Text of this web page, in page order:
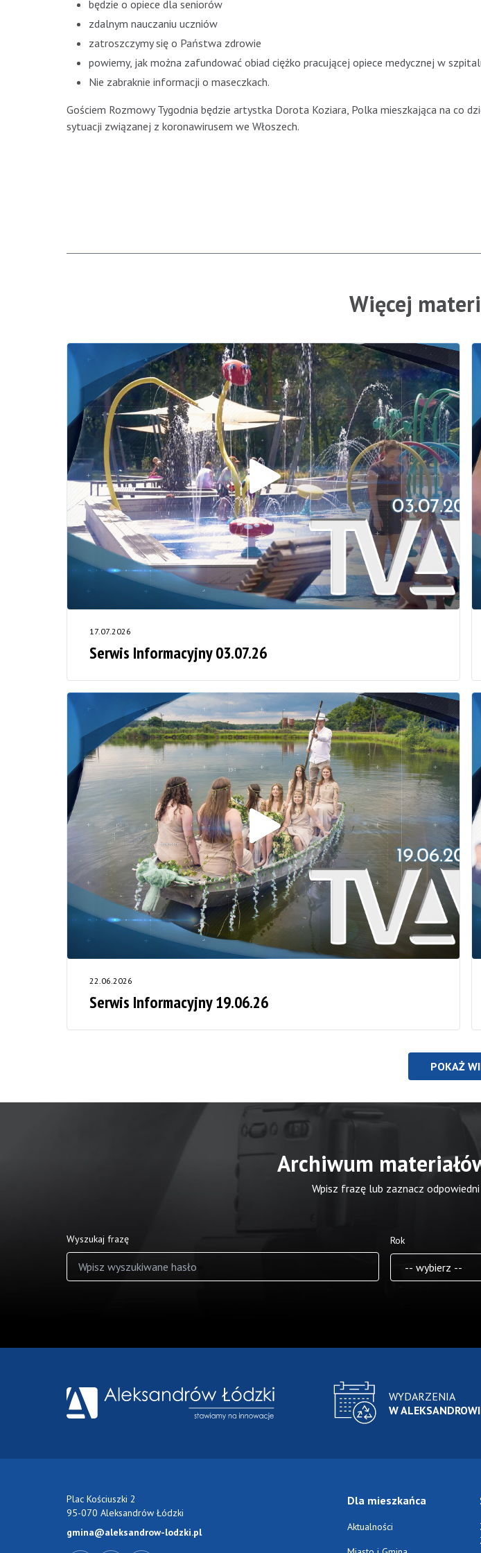
będzie o opiece dla seniorów
zdalnym nauczaniu uczniów
zatroszczymy się o Państwa zdrowie
powiemy, jak można zafundować obiad ciężko pracującej opiece medycznej w
Nie zabraknie informacji o maseczkach.
Gościem Rozmowy Tygodnia będzie artystka Dorota Koziara, Polka mieszkająca na co
sytuacji związanej z koronawirusem we Włoszech.
Więcej
17.07.2026
Serwis Informacyjny 03.07.26
22.06.2026
Serwis Informacyjny 19.06.26
POKAŻ
Archiwum
Wpisz frazę lub zaznacz
Wyszukaj frazę Rok
WYDARZENIA
W
Plac Kościuszki 2
95-070 Aleksandrów Łódzki
gmina@aleksandrow-lodzki.pl
Dla mieszkańca
Aktualności